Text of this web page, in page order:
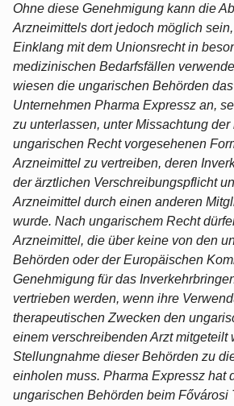
Ohne diese Genehmigung kann die
Arzneimittels dort jedoch möglich
Einklang mit dem Unionsrecht in
medizinischen Bedarfsfällen
wiesen die ungarischen Behörden
Unternehmen Pharma Expressz an,
zu unterlassen, unter Missachtung der
ungarischen Recht vorgesehenen
Arzneimittel zu vertreiben, deren
der ärztlichen Verschreibungspflicht
Arzneimittel durch einen anderen
wurde. Nach ungarischem Recht
Arzneimittel, die über keine von den
Behörden oder der Europäischen
Genehmigung für das
vertrieben werden, wenn ihre
therapeutischen Zwecken den
einem verschreibenden Arzt mitgeteilt
Stellungnahme dieser Behörden zu
einholen muss. Pharma Expressz hat
ungarischen Behörden beim Fővárosi